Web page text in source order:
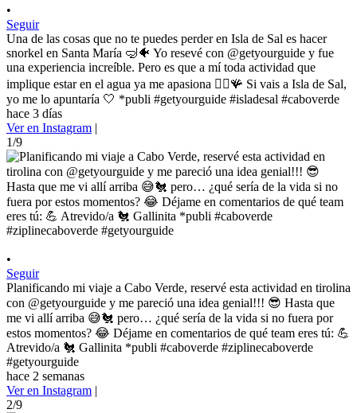
•
Seguir
Una de las cosas que no te puedes perder en Isla de Sal es hacer
snorkel en Santa María 🤿🐠 Yo resevé con @getyourguide y fue
una experiencia increíble. Pero es que a mí toda actividad que
implique estar en el agua ya me apasiona 🧜‍♀️🪸 Si vais a Isla de Sal,
yo me lo apuntaría 🤍 *publi #getyourguide #isladesal #caboverde
hace 3 días
Ver en Instagram |
1/9
•
Seguir
Planificando mi viaje a Cabo Verde, reservé esta actividad en tirolina
con @getyourguide y me pareció una idea genial!!! 😎 Hasta que
me vi allí arriba 😅🐔 pero… ¿qué sería de la vida si no fuera por
estos momentos? 😂 Déjame en comentarios de qué team eres tú: 💪
Atrevido/a 🐔 Gallinita *publi #caboverde #ziplinecaboverde
#getyourguide
hace 2 semanas
Ver en Instagram |
2/9